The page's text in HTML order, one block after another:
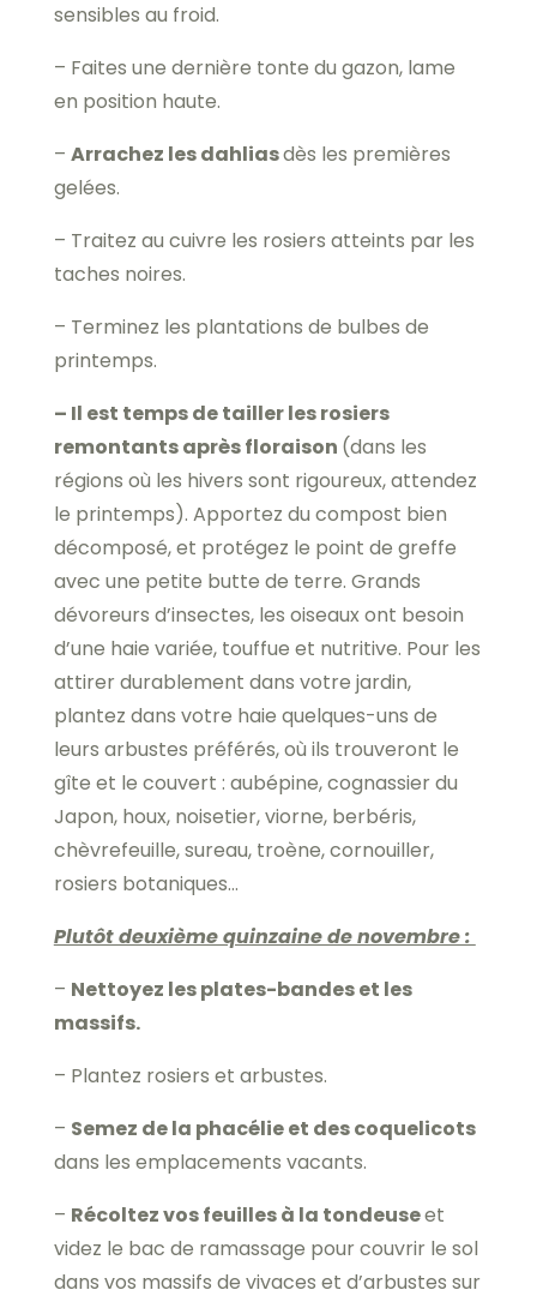
sensibles au froid.
– Faites une dernière tonte du gazon, lame
en position haute.
– Arrachez les dahliasdès les premières
gelées.
– Traitez au cuivre les rosiers atteints par les
taches noires.
– Terminez les plantations de bulbes de
printemps.
– Il est temps de tailler les rosiers
remontants après floraison (dans les
régions où les hivers sont rigoureux, attendez
le printemps). Apportez du compost bien
décomposé, et protégez le point de greffe
avec une petite butte de terre. Grands
dévoreurs d’insectes, les oiseaux ont besoin
d’une haie variée, touffue et nutritive. Pour les
attirer durablement dans votre jardin,
plantez dans votre haie quelques-uns de
leurs arbustes préférés, où ils trouveront le
gîte et le couvert : aubépine, cognassier du
Japon, houx, noisetier, viorne, berbéris,
chèvrefeuille, sureau, troène, cornouiller,
rosiers botaniques…
Plutôt deuxième quinzaine de novembre :
– Nettoyez les plates-bandes et les
massifs.
– Plantez rosiers et arbustes.
– Semez de la phacélie et des coquelicots
dans les emplacements vacants.
– Récoltez vos feuilles à la tondeuseet
videz le bac de ramassage pour couvrir le sol
dans vos massifs de vivaces et d’arbustes sur